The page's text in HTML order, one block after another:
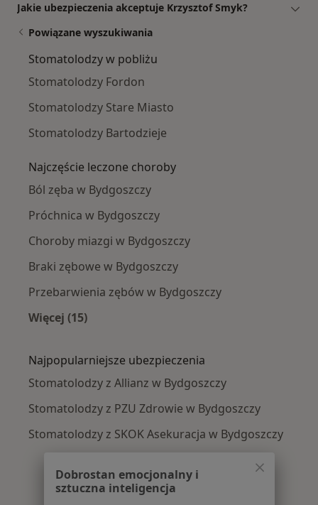
Jakie ubezpieczenia akceptuje Krzysztof Smyk?
Powiązane wyszukiwania
Stomatolodzy w pobliżu
Stomatolodzy Fordon
Stomatolodzy Stare Miasto
Stomatolodzy Bartodzieje
Najczęście leczone choroby
Ból zęba w Bydgoszczy
Próchnica w Bydgoszczy
Choroby miazgi w Bydgoszczy
Braki zębowe w Bydgoszczy
Przebarwienia zębów w Bydgoszczy
Więcej (15)
Najpopularniejsze ubezpieczenia
Stomatolodzy z Allianz w Bydgoszczy
Stomatolodzy z PZU Zdrowie w Bydgoszczy
Stomatolodzy z SKOK Asekuracja w Bydgoszczy
Dobrostan emocjonalny i
sztuczna inteligencja